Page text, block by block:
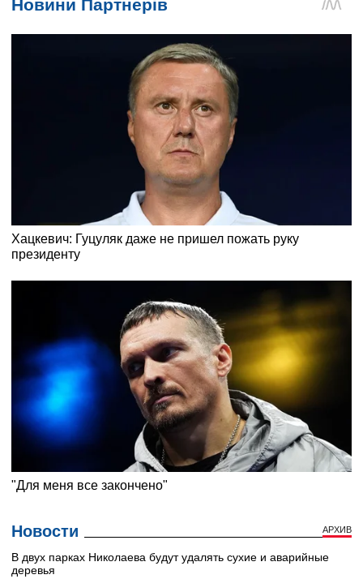
Новости АРХИВ
В двух парках Николаева будут удалять сухие и аварийные
деревья